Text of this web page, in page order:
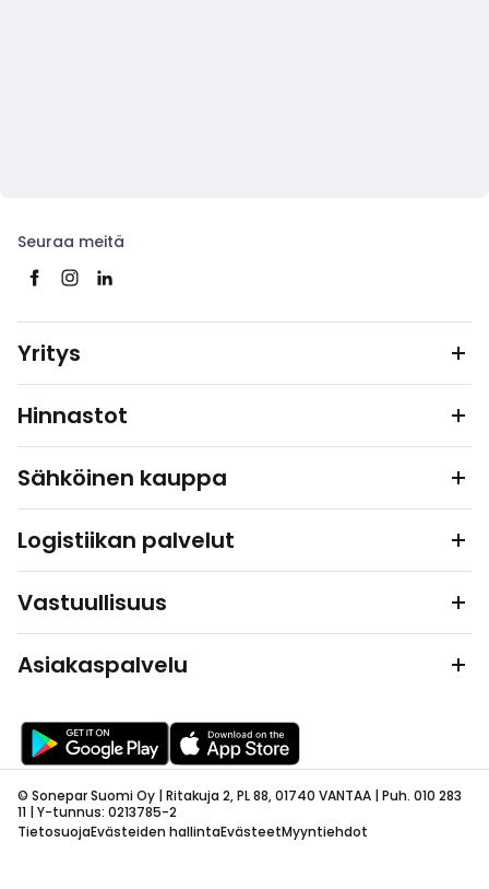
Seuraa meitä
Yritys
Hinnastot
Sähköinen kauppa
Logistiikan palvelut
Vastuullisuus
Asiakaspalvelu
© Sonepar Suomi Oy | Ritakuja 2, PL 88, 01740 VANTAA | Puh. 010 283
11 | Y-tunnus: 0213785-2
TietosuojaEvästeiden hallintaEvästeetMyyntiehdot